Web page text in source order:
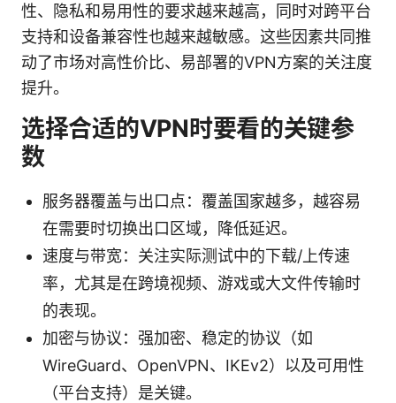
性、隐私和易用性的要求越来越高，同时对跨平台
支持和设备兼容性也越来越敏感。这些因素共同推
动了市场对高性价比、易部署的VPN方案的关注度
提升。
选择合适的VPN时要看的关键参
数
服务器覆盖与出口点：覆盖国家越多，越容易
在需要时切换出口区域，降低延迟。
速度与带宽：关注实际测试中的下载/上传速
率，尤其是在跨境视频、游戏或大文件传输时
的表现。
加密与协议：强加密、稳定的协议（如
WireGuard、OpenVPN、IKEv2）以及可用性
（平台支持）是关键。